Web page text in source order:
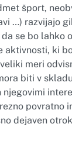
šport,
…) razvijajo
se bo lahko
aktivnosti, ki
meri
biti v
povratno
dejaven